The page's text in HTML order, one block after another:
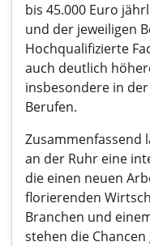
bis 45.000 Euro
und der jeweiligen
Hochqualifizierte
auch deutlich
insbesondere in
Berufen.
Zusammenfassend
an der Ruhr eine
die einen neuen
florierenden
Branchen und
stehen die